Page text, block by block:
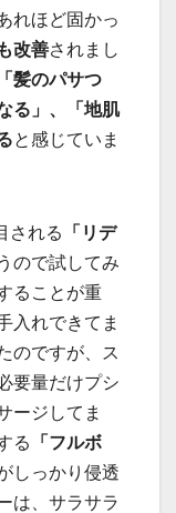
れほど固かっ
改善されまし
髪のパサつ
る」、「地肌
と感じていま
される
「リデ
ので試してみ
ることが重
入れできてま
のですが、ス
要量だけプシ
ージしてま
る
「フルボ
しっかり侵透
は、サラサラ